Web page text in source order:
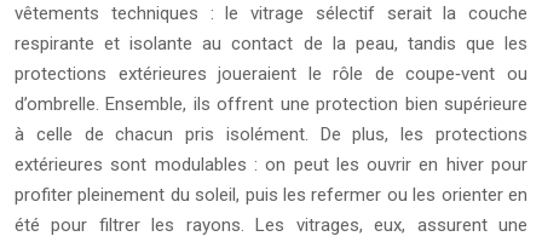
vêtements techniques : le vitrage sélectif serait la couche
respirante et isolante au contact de la peau, tandis que les
protections extérieures joueraient le rôle de coupe‑vent ou
d’ombrelle. Ensemble, ils offrent une protection bien supérieure
à celle de chacun pris isolément. De plus, les protections
extérieures sont modulables : on peut les ouvrir en hiver pour
profiter pleinement du soleil, puis les refermer ou les orienter en
été pour filtrer les rayons. Les vitrages, eux, assurent une